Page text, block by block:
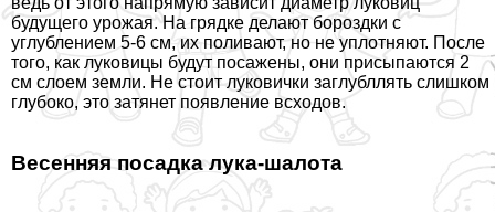
будущего урожая. На грядке делают бороздки с
углублением 5-6 см, их поливают, но не уплотняют. После
того, как луковицы будут посажены, они присыпаются 2
см слоем земли. Не стоит луковички заглубллять слишком
глубоко, это затянет появление всходов.
Весенняя посадка лука-шалота